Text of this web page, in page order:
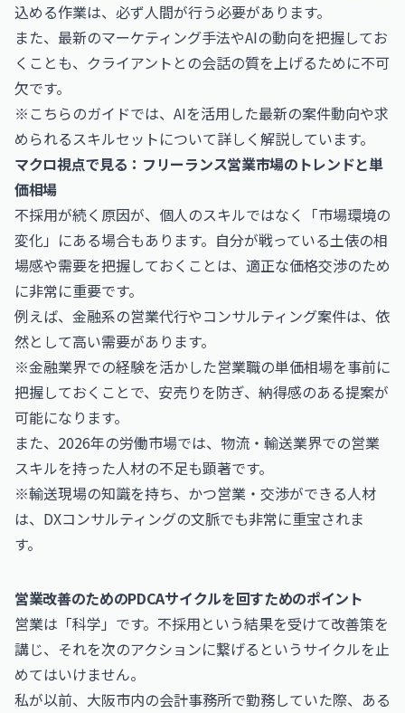
込める作業は、必ず人間が行う必要があります。
また、最新のマーケティング手法やAIの動向を把握してお
くことも、クライアントとの会話の質を上げるために不可
欠です。
※こちらのガイドでは、AIを活用した最新の案件動向や求
められるスキルセットについて詳しく解説しています。
マクロ視点で見る：フリーランス営業市場のトレンドと単
価相場
不採用が続く原因が、個人のスキルではなく「市場環境の
変化」にある場合もあります。自分が戦っている土俵の相
場感や需要を把握しておくことは、適正な価格交渉のため
に非常に重要です。
例えば、金融系の営業代行やコンサルティング案件は、依
然として高い需要があります。
※金融業界での経験を活かした営業職の単価相場を事前に
把握しておくことで、安売りを防ぎ、納得感のある提案が
可能になります。
また、2026年の労働市場では、物流・輸送業界での営業
スキルを持った人材の不足も顕著です。
※輸送現場の知識を持ち、かつ営業・交渉ができる人材
は、DXコンサルティングの文脈でも非常に重宝されま
す。
営業改善のためのPDCAサイクルを回すためのポイント
営業は「科学」です。不採用という結果を受けて改善策を
講じ、それを次のアクションに繋げるというサイクルを止
めてはいけません。
私が以前、大阪市内の会計事務所で勤務していた際、ある